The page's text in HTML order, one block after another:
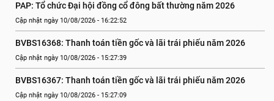
PAP: Tổ chức Đại hội đồng cổ đông bất thường năm 2026
Cập nhật ngày 10/08/2026 - 16:22:52
BVBS16368: Thanh toán tiền gốc và lãi trái phiếu năm 2026
Cập nhật ngày 10/08/2026 - 15:27:39
BVBS16367: Thanh toán tiền gốc và lãi trái phiếu năm 2026
Cập nhật ngày 10/08/2026 - 15:27:09